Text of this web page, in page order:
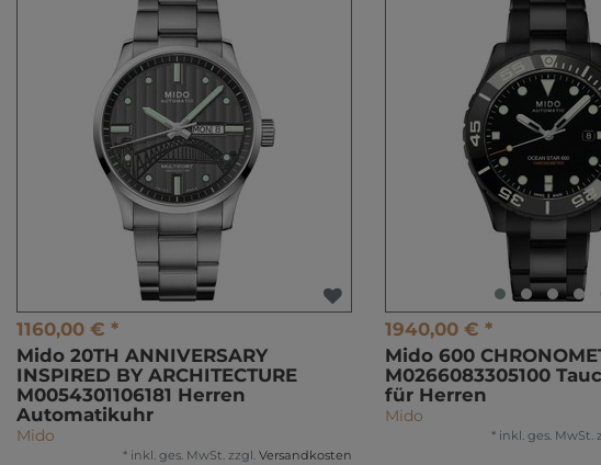
1160,00 € *
Mido 20TH ANNIVERSARY
INSPIRED BY ARCHITECTURE
M0054301106181 Herren
Automatikuhr
Mido
* inkl. ges. MwSt. zzgl. Versandkosten
1940,00 € *
Mido 600
M0266083305100
für Herren
Mido
* inkl. ges. MwSt.